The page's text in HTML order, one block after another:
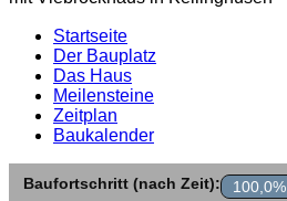
Startseite
Der Bauplatz
Das Haus
Meilensteine
Zeitplan
Baukalender
Baufortschritt (nach Zeit): 100,0%